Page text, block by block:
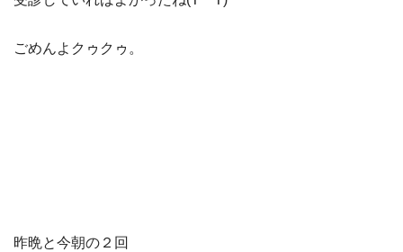
ごめんよクゥクゥ。
昨晩と今朝の２回